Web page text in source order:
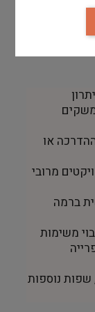
התרבות,
או
מרובי
ברמה
משימות
שפות נוספות